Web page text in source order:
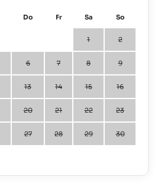
Do Fr Sa So
1 2
6 7 8 9
13 14 15 16
20 21 22 23
27 28 29 30